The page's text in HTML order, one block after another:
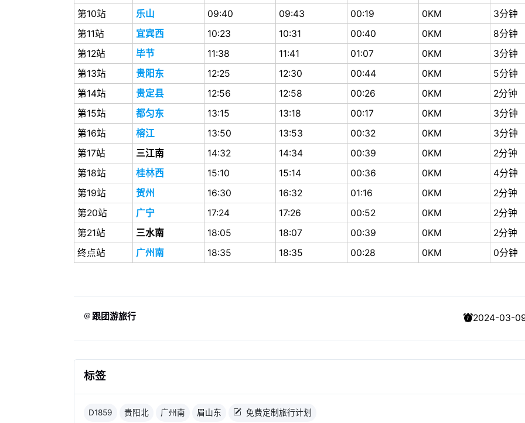
第10站
乐山 09:40 09:43 00:19 0KM
3分钟
第11站
宜宾西 10:23 10:31 00:40 0KM
8分钟
第12站
毕节 11:38 11:41 01:07 0KM
3分钟
第13站
贵阳东 12:25 12:30 00:44 0KM
5分钟
第14站
贵定县 12:56 12:58 00:26 0KM
2分钟
第15站
都匀东 13:15 13:18 00:17 0KM
3分钟
第16站
榕江 13:50 13:53 00:32 0KM
3分钟
第17站
三江南 14:32 14:34 00:39 0KM
2分钟
第18站
桂林西 15:10 15:14 00:36 0KM
4分钟
第19站
贺州 16:30 16:32 01:16 0KM
2分钟
第20站
广宁 17:24 17:26 00:52 0KM
2分钟
第21站
三水南 18:05 18:07 00:39 0KM
2分钟
终点站
广州南 18:35 18:35 00:28 0KM 0分钟
跟团游旅行 2024-03-
标签
D1859 贵阳北 广州南 眉山东 免费定制旅行计划